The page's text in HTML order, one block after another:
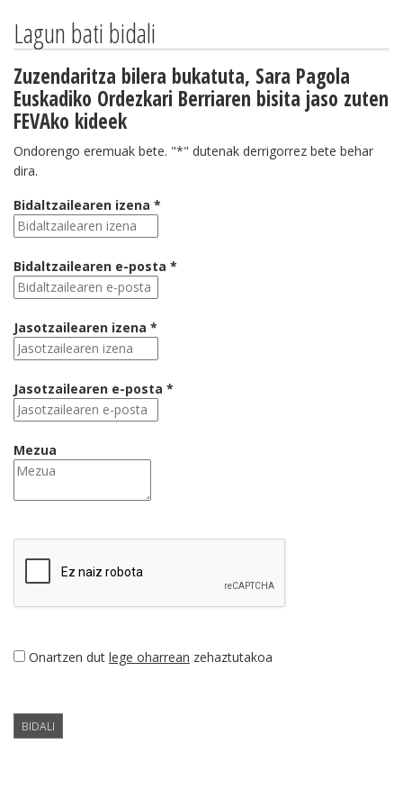
Lagun bati bidali
Zuzendaritza bilera bukatuta, Sara Pagola
Euskadiko Ordezkari Berriaren bisita jaso zuten
FEVAko kideek
Ondorengo eremuak bete. "*" dutenak derrigorrez bete behar
dira.
Bidaltzailearen izena *
Bidaltzailearen e-posta *
Jasotzailearen izena *
Jasotzailearen e-posta *
Mezua
Onartzen dut lege oharrean zehaztutakoa
BIDALI